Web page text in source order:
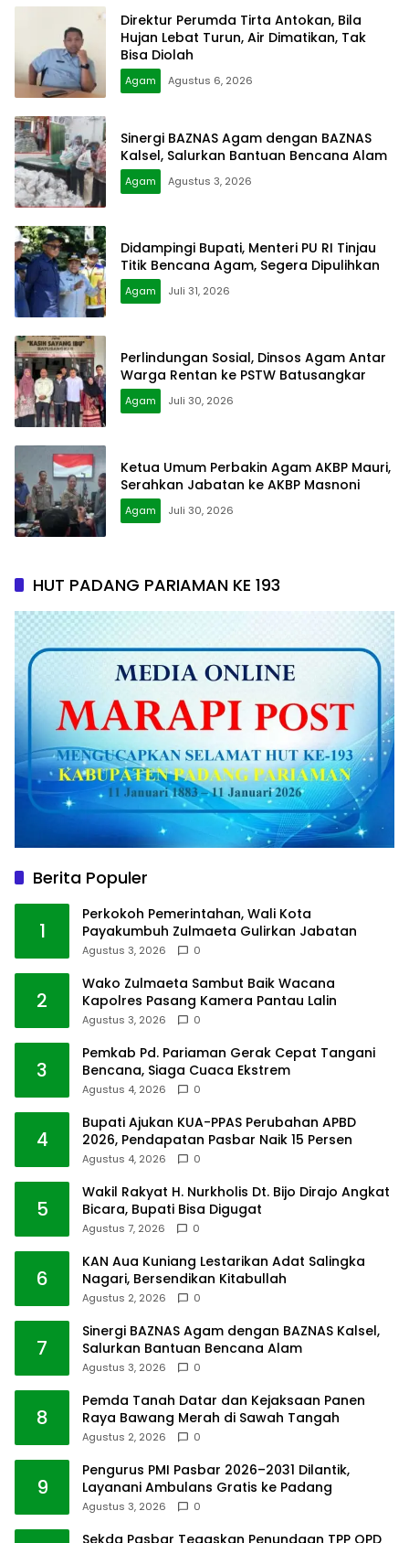
Direktur Perumda Tirta Antokan, Bila
Hujan Lebat Turun, Air Dimatikan, Tak
Bisa Diolah
Agam Agustus 6, 2026
Sinergi BAZNAS Agam dengan BAZNAS
Kalsel, Salurkan Bantuan Bencana Alam
Agam Agustus 3, 2026
Didampingi Bupati, Menteri PU RI Tinjau
Titik Bencana Agam, Segera Dipulihkan
Agam Juli 31, 2026
Perlindungan Sosial, Dinsos Agam Antar
Warga Rentan ke PSTW Batusangkar
Agam Juli 30, 2026
Ketua Umum Perbakin Agam AKBP Mauri,
Serahkan Jabatan ke AKBP Masnoni
Agam Juli 30, 2026
HUT PADANG PARIAMAN KE 193
Berita Populer
1
Perkokoh Pemerintahan, Wali Kota
Payakumbuh Zulmaeta Gulirkan Jabatan
Agustus 3, 2026 0
2
Wako Zulmaeta Sambut Baik Wacana
Kapolres Pasang Kamera Pantau Lalin
Agustus 3, 2026 0
3
Pemkab Pd. Pariaman Gerak Cepat Tangani
Bencana, Siaga Cuaca Ekstrem
Agustus 4, 2026 0
4
Bupati Ajukan KUA-PPAS Perubahan APBD
2026, Pendapatan Pasbar Naik 15 Persen
Agustus 4, 2026 0
5
Wakil Rakyat H. Nurkholis Dt. Bijo Dirajo Angkat
Bicara, Bupati Bisa Digugat
Agustus 7, 2026 0
6
KAN Aua Kuniang Lestarikan Adat Salingka
Nagari, Bersendikan Kitabullah
Agustus 2, 2026 0
7
Sinergi BAZNAS Agam dengan BAZNAS Kalsel,
Salurkan Bantuan Bencana Alam
Agustus 3, 2026 0
8
Pemda Tanah Datar dan Kejaksaan Panen
Raya Bawang Merah di Sawah Tangah
Agustus 2, 2026 0
9
Pengurus PMI Pasbar 2026–2031 Dilantik,
Layanani Ambulans Gratis ke Padang
Agustus 3, 2026 0
Sekda Pasbar Tegaskan Penundaan TPP OPD